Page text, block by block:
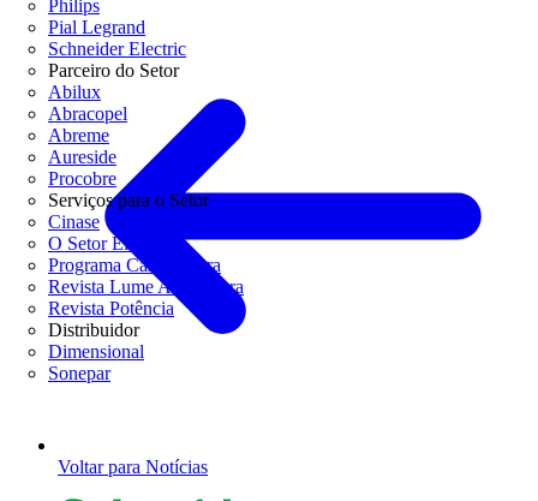
Philips
Pial Legrand
Schneider Electric
Parceiro do Setor
Abilux
Abracopel
Abreme
Aureside
Procobre
Serviços para o Setor
Cinase
O Setor Elétrico
Programa Casa Segura
Revista Lume Arquitetura
Revista Potência
Distribuidor
Dimensional
Sonepar
Voltar para Notícias